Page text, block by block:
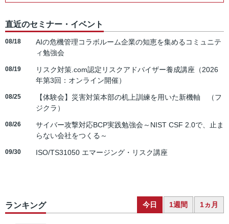
直近のセミナー・イベント
08/18
AIの危機管理コラボルーム企業の知恵を集めるコミュニテ
ィ勉強会
08/19
リスク対策.com認定リスクアドバイザー養成講座（2026
年第3回：オンライン開催）
08/25
【体験会】災害対策本部の机上訓練を用いた新機軸 （フ
ジクラ）
08/26
サイバー攻撃対応BCP実践勉強会～NIST CSF 2.0で、止ま
らない会社をつくる～
09/30 ISO/TS31050 エマージング・リスク講座
ランキング 今日 1週間 1ヵ月